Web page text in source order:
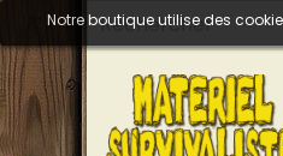
Notre boutique utilise des